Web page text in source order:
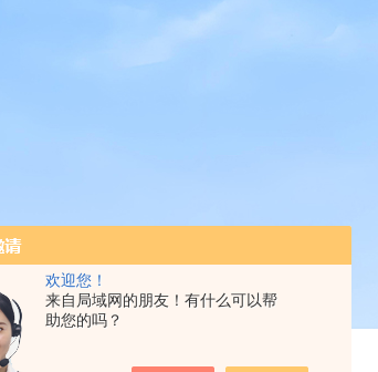
欢迎您！
来自局域网的朋友！有什么可以帮
助您的吗？